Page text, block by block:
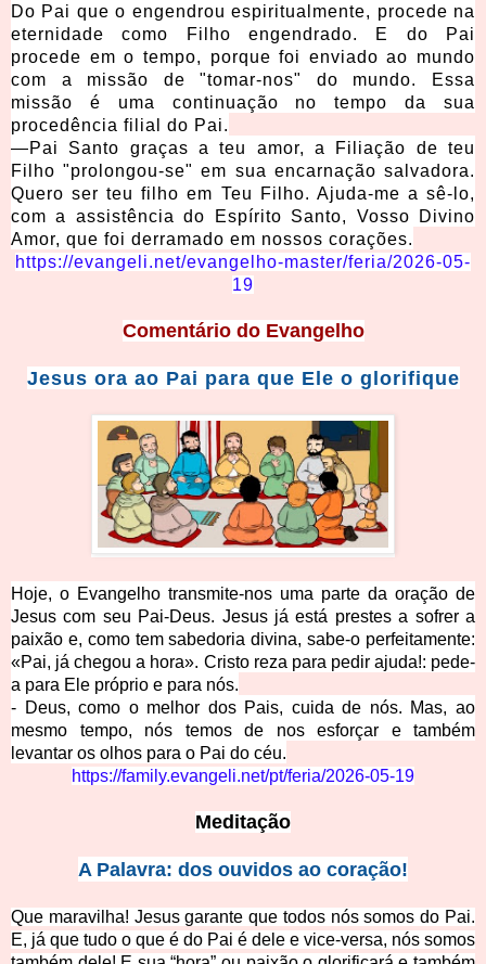
Do Pai que o engendrou espiritualmente, procede na
eternidade como Filho engendrado. E do Pai
procede em o tempo, porque foi enviado ao mundo
com a missão de "tomar-nos" do mundo. Essa
missão é uma continuação no tempo da sua
procedência filial do Pai.
—Pai Santo graças a teu amor, a Filiação de teu
Filho "prolongou-se" em sua encarnação salvadora.
Quero ser teu filho em Teu Filho. Ajuda-me a sê-lo,
com a assistência do Espírito Santo, Vosso Divino
Amor, que foi derramado em nossos corações.
https://evangeli.net/evangelho-master/feria/2026-05-
19
Comentáriodo Evangelho
Jesus ora ao Pai para que Ele o glorifique
Hoje, o Evangelho transmite-nos uma parte da oração de
Jesus com seu Pai-Deus. Jesus já está prestes a sofrer a
paixão e, como tem sabedoria divina, sabe-o perfeitamente:
«Pai, já chegou a hora». Cristo reza para pedir ajuda!: pede-
a para Ele próprio e para nós.
- Deus, como o melhor dos Pais, cuida de nós. Mas, ao
mesmo tempo, nós temos de nos esforçar e também
levantar os olhos para o Pai do céu.
https://family.evangeli.net/pt/feria/2026-05-19
Meditação
A Palavra: dos ouvidos ao coração!
Que maravilha! Jesus garante que todos nós somos do Pai.
E, já que tudo o que é do Pai é dele e vice-versa, nós somos